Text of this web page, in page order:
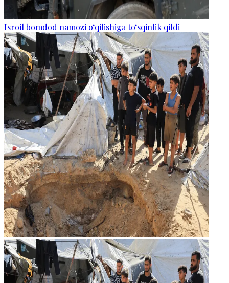
Isroil bomdod namozi o‘qilishiga to‘sqinlik qildi